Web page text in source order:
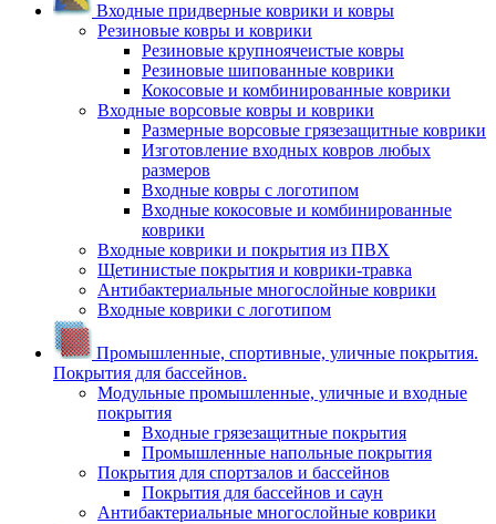
Входные придверные коврики и ковры
Резиновые ковры и коврики
Резиновые крупноячеистые ковры
Резиновые шипованные коврики
Кокосовые и комбинированные коврики
Входные ворсовые ковры и коврики
Размерные ворсовые грязезащитные коврики
Изготовление входных ковров любых
размеров
Входные ковры с логотипом
Входные кокосовые и комбинированные
коврики
Входные коврики и покрытия из ПВХ
Щетинистые покрытия и коврики-травка
Антибактериальные многослойные коврики
Входные коврики с логотипом
Промышленные, спортивные, уличные покрытия.
Покрытия для бассейнов.
Модульные промышленные, уличные и входные
покрытия
Входные грязезащитные покрытия
Промышленные напольные покрытия
Покрытия для спортзалов и бассейнов
Покрытия для бассейнов и саун
Антибактериальные многослойные коврики